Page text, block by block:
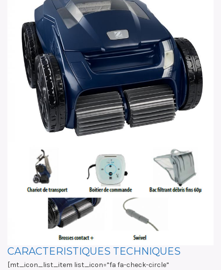
CARACTERISTIQUES TECHNIQUES
[mt_icon_list_item list_icon=”fa fa-check-circle”